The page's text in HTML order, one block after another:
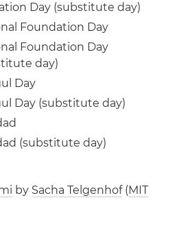
Day (substitute day)
Foundation Day
Foundation Day
day)
Day
Day (substitute day)
(substitute day)
by Sacha Telgenhof(MIT